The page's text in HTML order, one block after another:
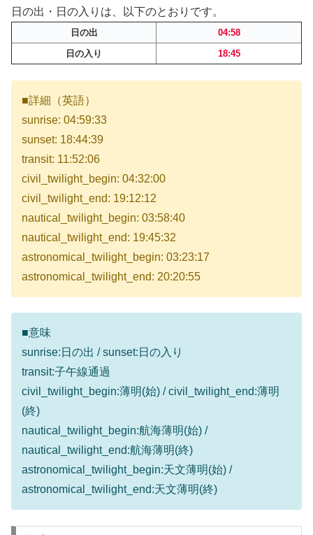
日の出・日の入りは、以下のとおりです。
日の出
04:58
日の入り
18:45
■詳細（英語）
sunrise: 04:59:33
sunset: 18:44:39
transit: 11:52:06
civil_twilight_begin: 04:32:00
civil_twilight_end: 19:12:12
nautical_twilight_begin: 03:58:40
nautical_twilight_end: 19:45:32
astronomical_twilight_begin: 03:23:17
astronomical_twilight_end: 20:20:55
■意味
sunrise:日の出 / sunset:日の入り
transit:子午線通過
civil_twilight_begin:薄明(始) / civil_twilight_end:薄明
(終)
nautical_twilight_begin:航海薄明(始) /
nautical_twilight_end:航海薄明(終)
astronomical_twilight_begin:天文薄明(始) /
astronomical_twilight_end:天文薄明(終)